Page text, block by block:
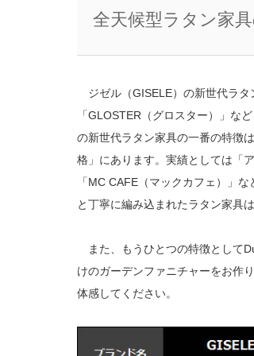
全天候型ラタン家
ジゼル（GISELE）の新世代ラタ
「GLOSTER（グロスター）」な
の新世代ラタン家具の一番の特徴
格」にあります。実績としては「
「MC CAFE（マックカフェ）」
と丁寧に編み込まれたラタン家具
また、もうひとつの特徴として
けのガーデンファニチャーをお作
体感してください。